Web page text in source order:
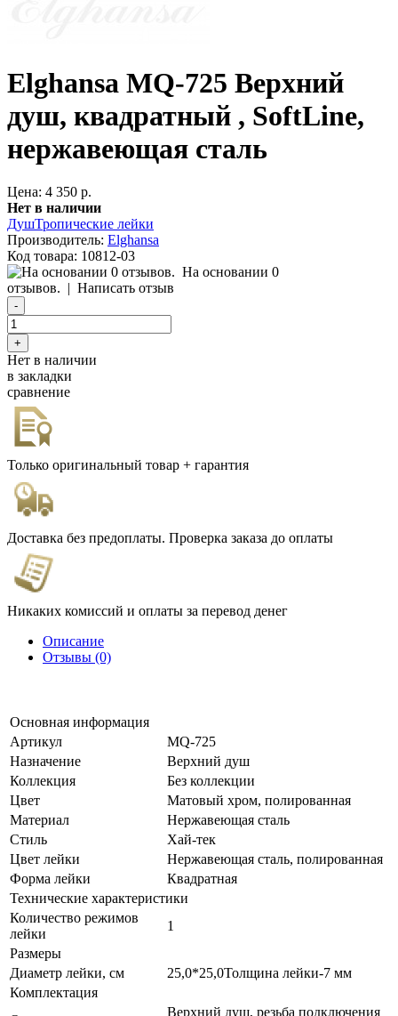
Elghansa MQ-725 Верхний
душ, квадратный , SoftLine,
нержавеющая сталь
Цена: 4 350 р.
Нет в наличии
ДушТропические лейки
Производитель: Elghansa
Код товара: 10812-03
На основании 0
отзывов. | Написать отзыв
Нет в наличии
в закладки
сравнение
Только оригинальный товар + гарантия
Доставка без предоплаты. Проверка заказа до оплаты
Никаких комиссий и оплаты за перевод денег
Описание
Отзывы (0)
Основная информация
Артикул
MQ-725
Назначение
Верхний душ
Коллекция
Без коллекции
Цвет
Матовый хром, полированная
Материал
Нержавеющая сталь
Стиль
Хай-тек
Цвет лейки
Нержавеющая сталь, полированная
Форма лейки
Квадратная
Технические характеристики
Количество режимов
лейки
1
Размеры
Диаметр лейки, см
25,0*25,0Толщина лейки-7 мм
Комплектация
Верхний душ, резьба подключения